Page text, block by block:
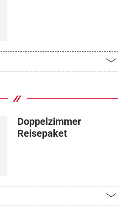
Doppelzimmer
Reisepaket